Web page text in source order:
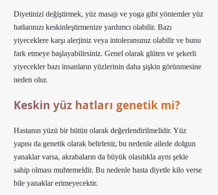
Diyetinizi değiştirmek, yüz masajı ve yoga gibi yöntemler yüz
hatlarınızı keskinleştirmenize yardımcı olabilir. Bazı
yiyeceklere karşı alerjiniz veya intoleransınız olabilir ve bunu
fark etmeye başlayabilirsiniz. Genel olarak glüten ve şekerli
yiyecekler bazı insanların yüzlerinin daha şişkin görünmesine
neden olur.
Keskin yüz hatları genetik mi?
Hastanın yüzü bir bütün olarak değerlendirilmelidir. Yüz
yapısı da genetik olarak belirlenir, bu nedenle ailede dolgun
yanaklar varsa, akrabaların da büyük olasılıkla aynı şekle
sahip olması muhtemeldir. Bu nedenle hasta diyetle kilo verse
bile yanaklar erimeyecektir.